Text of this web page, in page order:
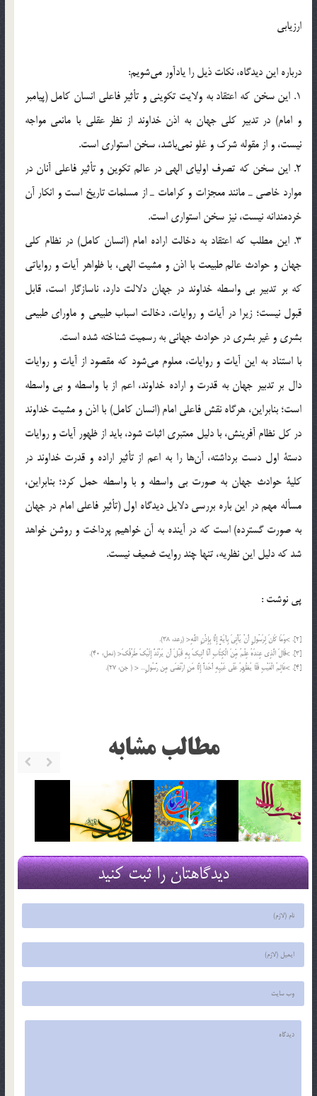
ارزيابي
درباره اين ديدگاه، نكات ذيل را يادآور مي‌شويم:
1. اين سخن كه اعتقاد به ولايت تكويني و تأثير فاعلي انسان كامل (پيامبر
و امام) در تدبير كلي جهان به اذن خداوند از نظر عقلي با مانعي مواجه
نيست، و از مقوله شرك و غلو نمي‌باشد، سخن استواري است.
2. اين سخن كه تصرف اولياي الهي در عالم تكوين و تأثير فاعلي آنان در
موارد خاصي ـ مانند معجزات و كرامات ـ از مسلمات تاريخ است و انكار آن
خردمندانه نيست، نيز سخن استواري است.
3. اين مطلب كه اعتقاد به دخالت اراده امام (انسان كامل) در نظام كلي
جهان و حوادث عالم طبيعت با اذن و مشيت الهي، با ظواهر آيات و رواياتي
كه بر تدبير بي واسطه خداوند در جهان دلالت دارد، ناسازگار است، قابل
قبول نيست؛ زيرا در آيات و روايات، دخالت اسباب طبيعي و ماوراي طبيعي
بشري و غير بشري در حوادث جهاني به رسميت شناخته شده است.
با استناد به اين آيات و روايات، معلوم مي‌شود كه مقصود از آيات و روايات
دال بر تدبير جهان به قدرت و اراده خداوند، اعم از با واسطه و بي واسطه
است؛ بنابراين، هرگاه نقش فاعلي امام (انسان كامل) با اذن و مشيت خداوند
در كل نظام آفرينش، با دليل معتبري اثبات شود، بايد از ظهور آيات و روايات
دستة اول دست برداشته، آن‌ها را به اعم از تأثير اراده و قدرت خداوند در
كلية حوادث جهان به صورت بي واسطه و با واسطه حمل كرد؛ بنابراين،
مسأله مهم در اين باره بررسي دلايل ديدگاه اول (تأثير فاعلي امام در جهان
به صورت گسترده) است كه در آينده به آن خواهيم پرداخت و روشن خواهد
شد كه دليل اين نظريه، تنها چند روايت ضعيف نيست.
پی نوشت :
[2]. >وَمَا كَانَ لِرَسُولٍ أَنْ يَأْتِيَ بِآيَةٍ إِلَّا بِإِذْنِ اللَّهِ< (رعد، 38).
[3]. >قَالَ الَّذِي عِندَهُ عِلْمٌ مِّنَ الْكِتَابِ أَنَا آتِيكَ بِهِ قَبْلَ أَن يَرْتَدَّ إِلَيْكَ طَرْفُكَ< (نمل، 40).
[4]. >عَالِمُ الْغَيْبِ فَلَا يُظْهِرُ عَلَى غَيْبِهِ أَحَداً إِلَّا مَنِ ارْتَضَى مِن رَّسُولٍ… < ( جن، 27).
مطالب مشابه
دیدگاهتان را ثبت کنید